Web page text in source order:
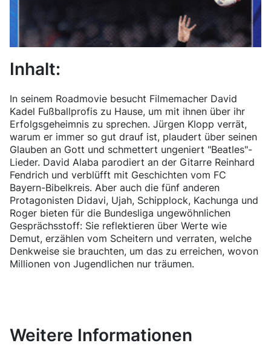
Inhalt:
In seinem Roadmovie besucht Filmemacher David
Kadel Fußballprofis zu Hause, um mit ihnen über ihr
Erfolgsgeheimnis zu sprechen. Jürgen Klopp verrät,
warum er immer so gut drauf ist, plaudert über seinen
Glauben an Gott und schmettert ungeniert "Beatles"-
Lieder. David Alaba parodiert an der Gitarre Reinhard
Fendrich und verblüfft mit Geschichten vom FC
Bayern-Bibelkreis. Aber auch die fünf anderen
Protagonisten Didavi, Ujah, Schipplock, Kachunga und
Roger bieten für die Bundesliga ungewöhnlichen
Gesprächsstoff: Sie reflektieren über Werte wie
Demut, erzählen vom Scheitern und verraten, welche
Denkweise sie brauchten, um das zu erreichen, wovon
Millionen von Jugendlichen nur träumen.
Weitere Informationen